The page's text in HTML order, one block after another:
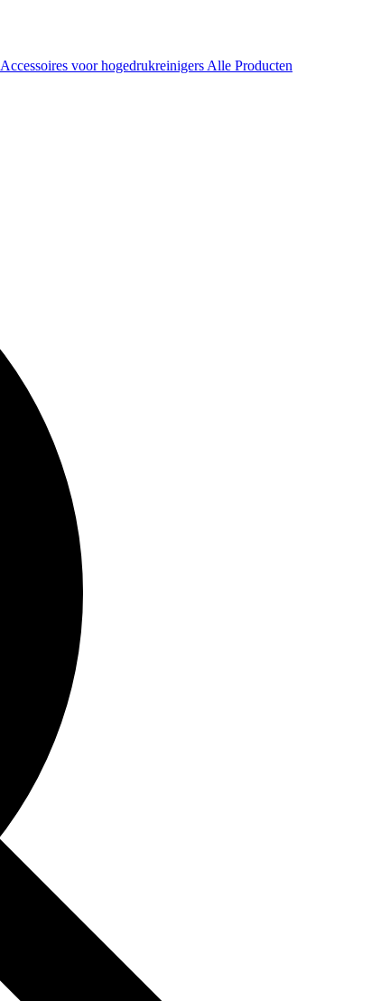
Accessoires voor hogedrukreinigers Alle Producten